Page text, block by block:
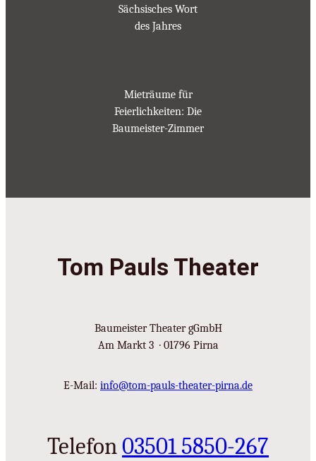
Sächsisches Wort
des Jahres
Mieträume für
Feierlichkeiten: Die
Baumeister-Zimmer
Tom Pauls Theater
Baumeister Theater gGmbH
Am Markt 3 · 01796 Pirna
E-Mail: info@tom-pauls-theater-pirna.de
Telefon03501 5850-267